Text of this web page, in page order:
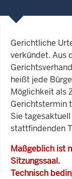
Gerichtliche
verkündet. Aus
heißt jede
Möglichkeit als
Gerichtstermin
Sie
stattfindenden
Maßgeblich ist
Sitzungssaal.
Technisch